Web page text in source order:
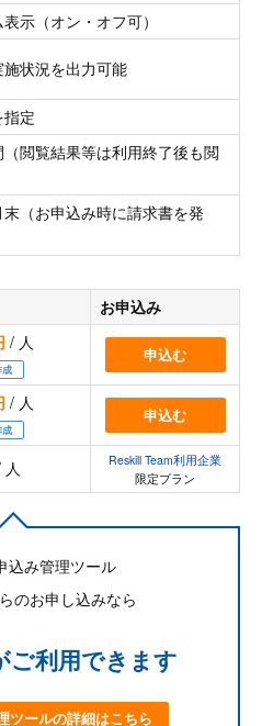
示（オン・オフ可）
状況を出力可能
定
（閲覧結果等は利用終了後も閲
（お申込み時に請求書を発
お申込み
/ 人
成
申込む
/ 人
成
申込む
人
Reskill Team利用企業
限定プラン
込み管理ツール
のお申し込みなら
ご利用できます
ツールの詳細はこちら